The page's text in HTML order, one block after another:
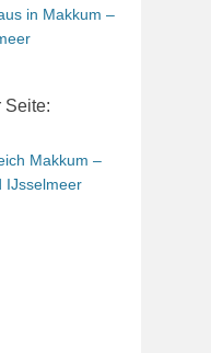
in Makkum –
Seite:
Makkum –
IJsselmeer